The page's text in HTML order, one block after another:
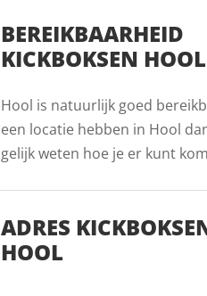
BEREIKBAARHEID
KICKBOKSEN HOOL
Hool is natuurlijk goed
een locatie hebben in Hool
gelijk weten hoe je er kunt
ADRES
HOOL